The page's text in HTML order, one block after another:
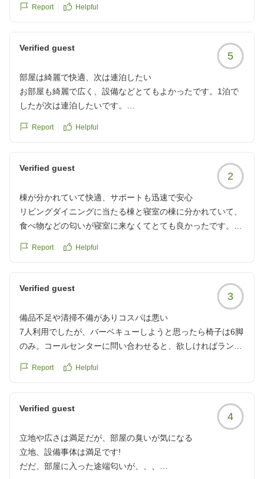
ただ、他の方の口コミでもありますが、非常駐管理であるが
物件の性質上、学生の長期休みシーズンは客質が下がりやす
い傾向にあるように思いますので、そのような時期は避けた
方が良いかもしれません。
クチコミの詳細はこちらから
https://review.travel.rakuten.co.jp/hotel/voice/180531?
reviewId=33123478244931
Report Helpful
Verified guest
5
部屋は綺麗で快適、次は連泊したい
お部屋も綺麗で広く、設備などとてもよかったです。1泊で
したが次は連泊したいです。
見えなかったのが少し残念。
https://review.travel.rakuten.co.jp/hotel/voice/180531?
Report Helpful
Verified guest
2
棟が分かれていて快適、サポートも迅速で安心
リビングダイニングに当たる棟と寝室の棟に分かれていて、
食べ物などの匂いが寝室に来なくてとても良かったです。
が暑すぎるため断念し部屋内備え付けのフライパンでコンロ
部屋でいただけてよかったです。フライパンは一つしかない
ので同時に調理したければフライパン持参をお勧めします。
通常はコンロの網で焼く想定だと思うのでわが家はレアケー
スと思います。
また、棟が分かれているからこそ雨などの天候によっては行
き来が億劫になるかもしれません。
騒音に悩まされることがありますが、サポートセンターに連
絡して対応してもらえます。サポートは迅速で丁寧な対応を
してくださいました。
調味料は焼肉のたれのみで塩胡椒はありません。塩胡椒が必
Report Helpful
Verified guest
3
備品不足や清掃不備がありコスパは悪い
7人利用でしたが、バーベキューしようと思ったら椅子は6脚
のみ。コールセンターに問い合わせると、欲しければランド
ら楽しみに予約、料金も素泊まりにしては1人2万後半。それ
いるし、バーベキューコンロは前の人の使用した水が残って
いるし。非日常感は味わえるが、コスパは悪い。安い時期に
クチコミの詳細はこちらから
https://review.travel.rakuten.co.jp/hotel/voice/180531?
reviewId=33123478206372
Report Helpful
Verified guest
4
立地や広さは満足だが、部屋の臭いが気になる
立地、設備事体は満足です!
だだ、部屋に入った途端匂いが、、、